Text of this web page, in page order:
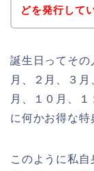
どを発行して
誕生日ってその
月、２月、３
月、１０月、
に何かお得な特
このように私